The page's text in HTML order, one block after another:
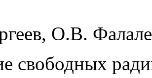
О.В.
свободных